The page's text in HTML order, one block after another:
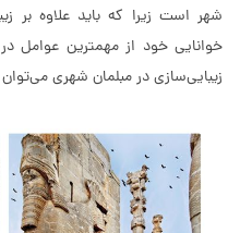
شهر است زیرا که باید علاوه بر
خوانایی خود از مهمترین عوامل
زیبایی‌سازی در مبلمان شهری می‌توان